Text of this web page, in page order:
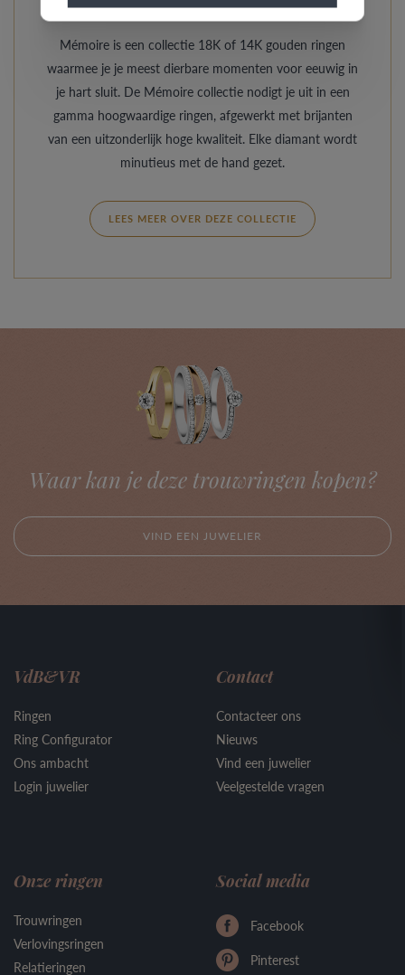
Mémoire is een collectie 18K of 14K gouden ringen
waarmee je je meest dierbare momenten voor eeuwig in
je hart sluit. De Mémoire collectie nodigt je uit in een
gamma hoogwaardige ringen, afgewerkt met brijanten
van een uitzonderlijk hoge kwaliteit. Elke diamant wordt
minutieus met de hand gezet.
LEES MEER OVER DEZE COLLECTIE
Waar kan je deze trouwringen kopen?
VIND EEN JUWELIER
VdB&VR
Ringen
Ring Configurator
Ons ambacht
Login juwelier
Contact
Contacteer ons
Nieuws
Vind een juwelier
Veelgestelde vragen
Onze ringen
Trouwringen
Verlovingsringen
Relatieringen
Social media
Facebook
Pinterest